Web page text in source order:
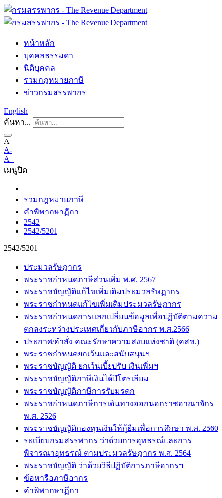
หน้าหลัก
บุคคลธรรมดา
นิติบุคคล
รวมกฎหมายภาษี
ข่าวกรมสรรพากร
English
ค้นหา...
A
A-
A+
เมนูปิด
รวมกฎหมายภาษี
คำพิพากษาฏีกา
2542
2542/5201
2542/5201
ประมวลรัษฎากร
พระราชกำหนดภาษีส่วนเพิ่ม พ.ศ. 2567
พระราชบัญญัติแก้ไขเพิ่มเติมประมวลรัษฏากร
พระราชกำหนดแก้ไขเพิ่มเติมประมวลรัษฏากร
พระราชกำหนดการแลกเปลี่ยนข้อมูลเพื่อปฏิบัติตามความ
ตกลงระหว่างประเทศเกี่ยวกับภาษีอากร พ.ศ.2566
ประกาศ/คำสั่ง คณะรักษาความสงบแห่งชาติ (คสช.)
พระราชกำหนดยกเว้นและสนับสนุนฯ
พระราชบัญญัติ ยกเว้นเบี้ยปรับ เงินเพิ่มฯ
พระราชบัญญัติภาษีเงินได้ปิโตรเลียม
พระราชบัญญัติภาษีการรับมรดก
พระราชกำหนดภาษีการเดินทางออกนอกราชอาณาจักร
พ.ศ. 2526
พระราชบัญญัติกองทุนเงินให้กู้ยืมเพื่อการศึกษา พ.ศ. 2560
ระเบียบกรมสรรพากร ว่าด้วยการอุทธรณ์และการ
พิจารณาอุทธรณ์ ตามประมวลรัษฎากร พ.ศ. 2564
พระราชบัญญัติ ว่าด้วยวิธีปฏิบัติการภาษีอากรฯ
ข้อหารือภาษีอากร
คำพิพากษาฏีกา